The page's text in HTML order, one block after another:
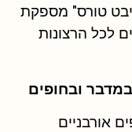
טורס" מספקת
לכל הרצונות
אורבניים